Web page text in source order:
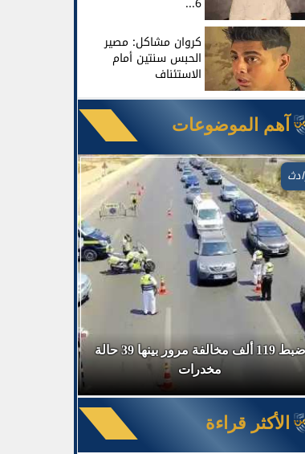
كروان مشاكل: مصير
الحبس سنتين أمام
الاستئناف
آهم الموضوعات
ضبط 119 ألف مخالفة مرور بينها 39 حالة
مخدرات
الأكثر قراءة